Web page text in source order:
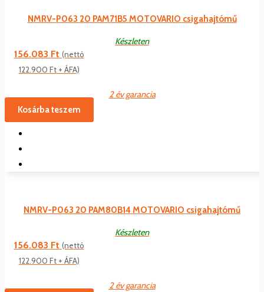
NMRV-P063 20 PAM71B5 MOTOVARIO csigahajtómű
Készleten
156.083 Ft (nettó
122.900 Ft+ ÁFA)
2 év garancia
Kosárba teszem
NMRV-P063 20 PAM80B14 MOTOVARIO csigahajtómű
Készleten
156.083 Ft (nettó
122.900 Ft+ ÁFA)
2 év garancia